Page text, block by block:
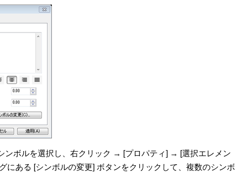
ンボルを選択し、右クリック → [プロパティ] → [選択エレメン
にある [シンボルの変更] ボタンをクリックして、複数のシンボ